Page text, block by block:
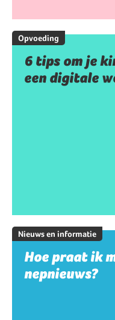
Opvoeding
6 tips om je
een digitale
Nieuws en informatie
Hoe praat ik
nepnieuws?